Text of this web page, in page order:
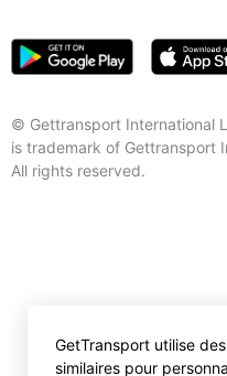
© Gettransport International
is trademark of Gettransport
All rights reserved.
GetTransport utilise
similaires pour